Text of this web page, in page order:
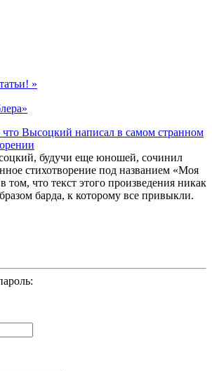
»
что Высоцкий написал в самом странном
будучи еще юношей, сочинил
стихотворение под названием «Моя
том, что текст этого произведения никак
барда, к которому все привыкли.